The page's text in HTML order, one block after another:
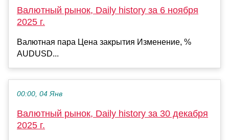
Валютный рынок, Daily history за 6 ноября
2025 г.
Валютная пара Цена закрытия Изменение, %
AUDUSD...
00:00, 04 Янв
Валютный рынок, Daily history за 30 декабря
2025 г.